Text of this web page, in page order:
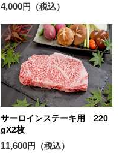
4,000円（税込）
サーロインステーキ用 220
gX2枚
11,600円（税込）